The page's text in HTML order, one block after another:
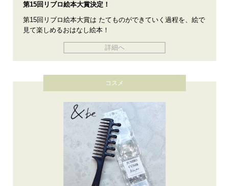
第15回リブロ絵本大賞決定！
第15回リブロ絵本大賞は たてものができていく過程を、絵で
見て楽しめるおはなし絵本！
詳細へ
コスメ